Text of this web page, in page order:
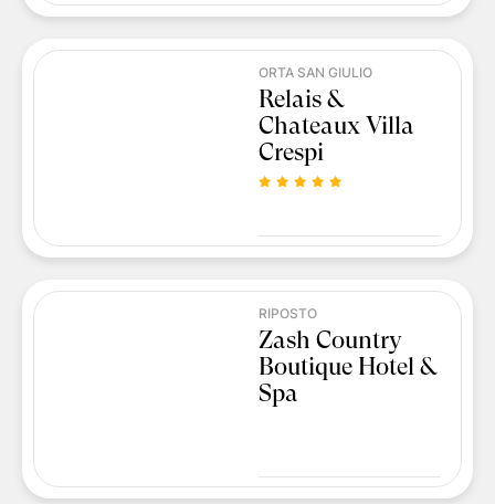
ORTA SAN GIULIO
Relais &
Chateaux Villa
Crespi
RIPOSTO
Zash Country
Boutique Hotel &
Spa